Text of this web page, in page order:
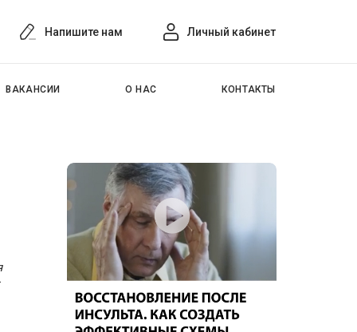
Напишите нам Личный кабинет
ВАКАНСИИ О НАС КОНТАКТЫ